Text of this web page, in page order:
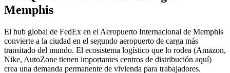
Memphis
El hub global de FedEx en el Aeropuerto Internacional de Memphis
convierte a la ciudad en el segundo aeropuerto de carga más
transitado del mundo. El ecosistema logístico que lo rodea (Amazon,
Nike, AutoZone tienen importantes centros de distribución aquí)
crea una demanda permanente de vivienda para trabajadores.